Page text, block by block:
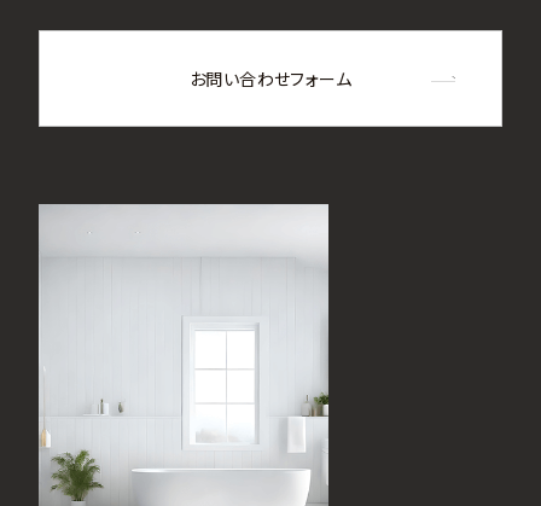
お問い合わせフォーム